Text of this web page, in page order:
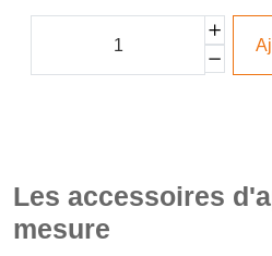
Les accessoires
mesure